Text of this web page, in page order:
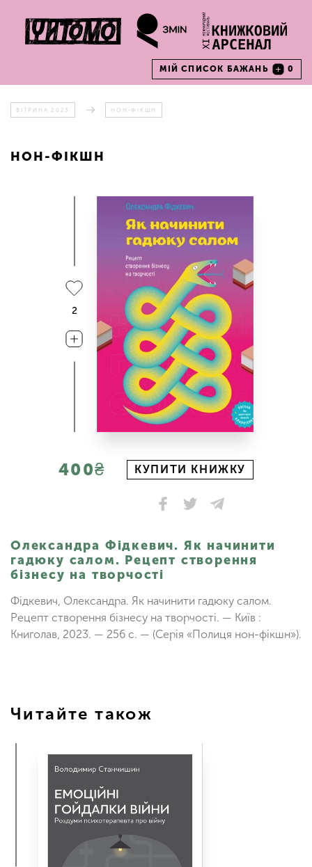
МІЙ СПИСОК БАЖАНЬ 0
ВІТРИНА 2023 НОН-ФІКШН
НОН-ФІКШН
2
400₴ КУПИТИ КНИЖКУ
Олександра Фідкевич. Як начинити
гадюку салом. Рецепт створення
бізнесу на творчості
Фідкевич, Олександра. Як начинити гадюку салом.
Рецепт створення бізнесу на творчості. — Київ :
Книголав, 2023. — 256 с. — (Серія «Полиця нон-фікшн»).
Читайте також